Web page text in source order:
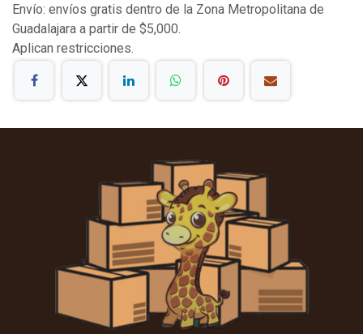
Envío: envíos gratis dentro de la Zona Metropolitana de
Guadalajara a partir de $5,000.
Aplican restricciones.